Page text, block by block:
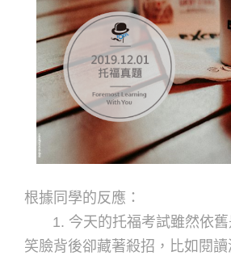
根據同學的反應：
1. 今天的托福考試雖然依舊
笑臉背後卻藏著殺招，比如閱